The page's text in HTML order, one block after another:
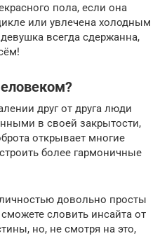
пола, если она
или увлечена холодным
всегда сдержанна,
друг от друга люди
в своей закрытости,
открывает многие
более гармоничные
довольно просты
словить инсайта от
но, не смотря на это,